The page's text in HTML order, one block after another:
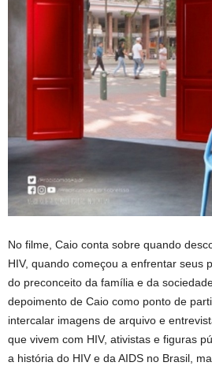
No filme, Caio conta sobre quando
HIV, quando começou a enfrentar seus
do preconceito da família e da
depoimento de Caio como ponto de
intercalar imagens de arquivo e
que vivem com HIV, ativistas e figuras
a história do HIV e da AIDS no Brasil,